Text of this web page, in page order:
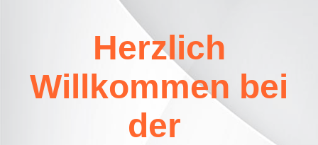
Herzlich
Willkommen bei
der